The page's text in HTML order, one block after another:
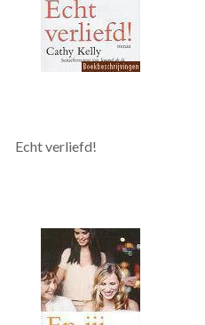
Echt verliefd!